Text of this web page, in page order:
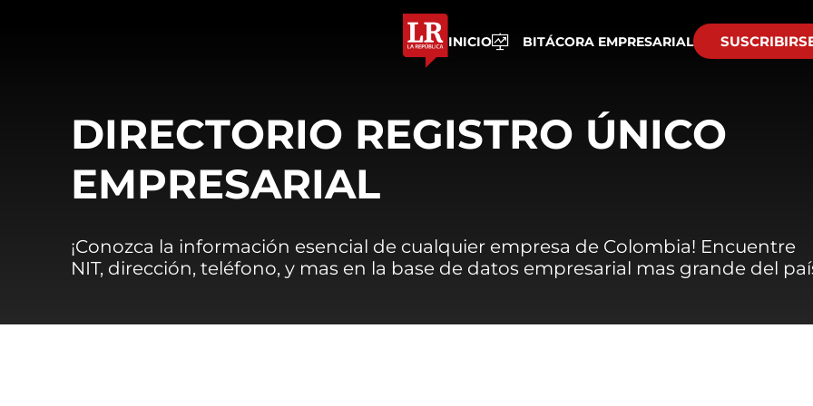
INICIO BITÁCORA EMPRESARIAL
DIRECTORIO REGISTRO ÚNICO
EMPRESARIAL
¡Conozca la información esencial de cualquier empresa de Colombia! Encuentre
NIT, dirección, teléfono, y mas en la base de datos empresarial mas grande del